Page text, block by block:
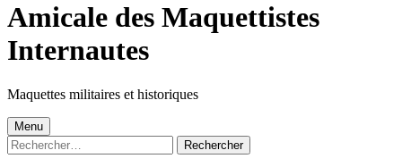
Amicale des Maquettistes
Internautes
Maquettes militaires et historiques
Menu
Rechercher :